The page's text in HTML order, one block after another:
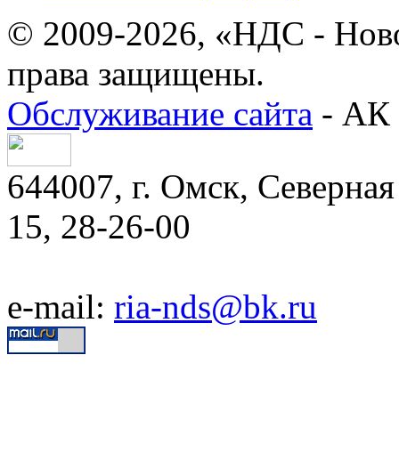
© 2009-2026, «НДС -
права защищены.
Обслуживание сайта - АК
644007, г. Омск,
15, 28-26-00
e-mail: ria-nds@bk.ru